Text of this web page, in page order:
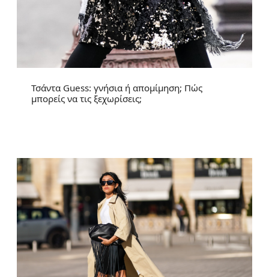
Τσάντα Guess: γνήσια ή απομίμηση; Πώς
μπορείς να τις ξεχωρίσεις;